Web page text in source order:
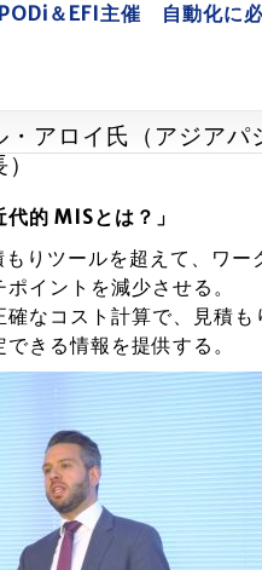
＆EFI主催 自動化に
・アロイ氏（アジアパ
的 MISとは？」
りツールを超えて、ワー
イントを減少させる。
確なコスト計算で、見積も
きる情報を提供する。